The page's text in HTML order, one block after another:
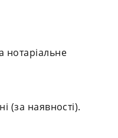
нотаріальне
(за наявності).